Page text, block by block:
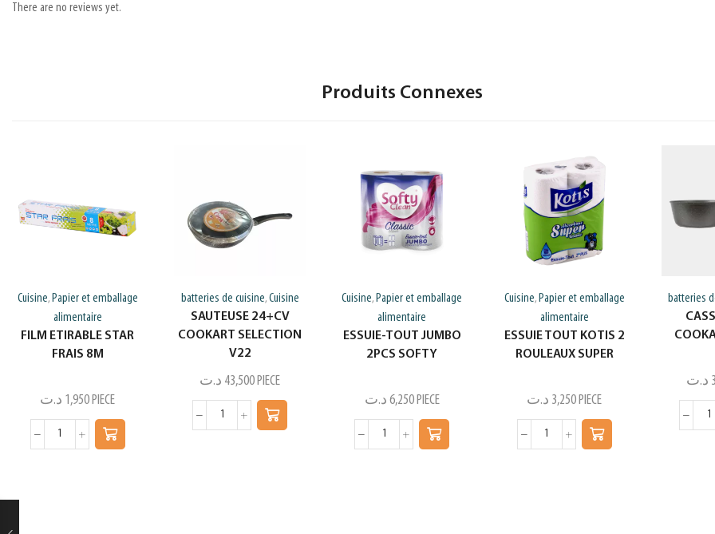
There are no reviews yet.
Produits Connexes
Cuisine, Papier et emballage
alimentaire
FILM ETIRABLE STAR
FRAIS 8M
1,950 د.ت PIECE
batteries de cuisine, Cuisine
SAUTEUSE 24+CV
COOKART SELECTION
V22
43,500 د.ت PIECE
Cuisine,Papier et emballage
alimentaire
ESSUIE-TOUT JUMBO
2PCS SOFTY
6,250 د.ت PIECE
Cuisine, Papier et emballage
alimentaire
ESSUIE TOUT KOTIS 2
ROULEAUX SUPER
3,250 د.ت PIECE
batteries
د.ت